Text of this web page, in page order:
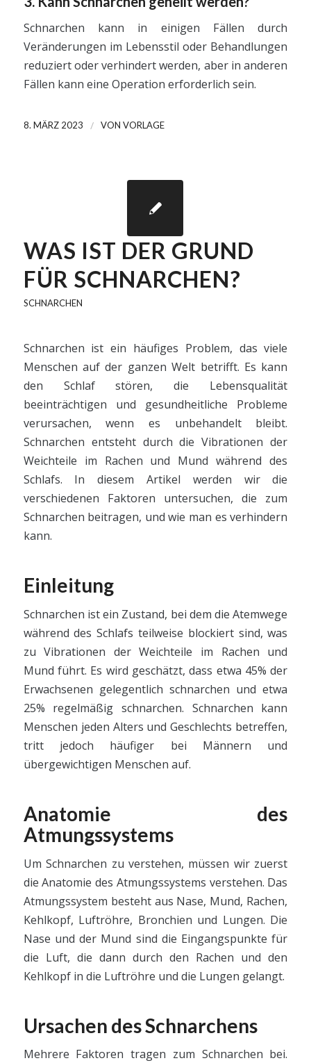
Schnarchen kann in einigen Fällen durch
Veränderungen im Lebensstil oder Behandlungen
reduziert oder verhindert werden, aber in anderen
Fällen kann eine Operation erforderlich sein.
8. MÄRZ 2023 / VON VORLAGE
WAS IST DER GRUND
FÜR SCHNARCHEN?
SCHNARCHEN
Schnarchen ist ein häufiges Problem, das viele
Menschen auf der ganzen Welt betrifft. Es kann
den Schlaf stören, die Lebensqualität
beeinträchtigen und gesundheitliche Probleme
verursachen, wenn es unbehandelt bleibt.
Schnarchen entsteht durch die Vibrationen der
Weichteile im Rachen und Mund während des
Schlafs. In diesem Artikel werden wir die
verschiedenen Faktoren untersuchen, die zum
Schnarchen beitragen, und wie man es verhindern
kann.
Einleitung
Schnarchen ist ein Zustand, bei dem die Atemwege
während des Schlafs teilweise blockiert sind, was
zu Vibrationen der Weichteile im Rachen und
Mund führt. Es wird geschätzt, dass etwa 45% der
Erwachsenen gelegentlich schnarchen und etwa
25% regelmäßig schnarchen. Schnarchen kann
Menschen jeden Alters und Geschlechts betreffen,
tritt jedoch häufiger bei Männern und
übergewichtigen Menschen auf.
Anatomie des
Atmungssystems
Um Schnarchen zu verstehen, müssen wir zuerst
die Anatomie des Atmungssystems verstehen. Das
Atmungssystem besteht aus Nase, Mund, Rachen,
Kehlkopf, Luftröhre, Bronchien und Lungen. Die
Nase und der Mund sind die Eingangspunkte für
die Luft, die dann durch den Rachen und den
Kehlkopf in die Luftröhre und die Lungen gelangt.
Ursachen des Schnarchens
Mehrere Faktoren tragen zum Schnarchen bei.